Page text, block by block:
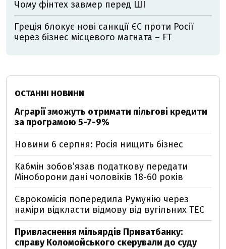
Чому фінтех завмер перед ШІ
Греція блокує нові санкції ЄС проти Росії
через бізнес місцевого магната – FT
ОСТАННІ НОВИНИ
Аграрії зможуть отримати пільгові кредити
за програмою 5-7-9%
Новини 6 серпня: Росія нищить бізнес
Кабмін зобовʼязав податкову передати
Міноборони дані чоловіків 18-60 років
Єврокомісія попередила Румунію через
наміри відкласти відмову від вугільних ТЕС
Привласнення мільярдів Приватбанку:
справу Коломойського скерували до суду